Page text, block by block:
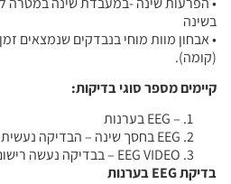
בשינה
• אבחון מוות מוחי בנבדקים שנמצאים
(קומה).
קיימים מספר סוגי בדיקות:
– EEG בערנות
EEG בחסך שינה – הבדיקה נעשית כשהילד ישן.
EEG VIDEO – בבדיקה נעשה רישום EEG וצילום וידאו בו זמנית.
בדיקת EEG בערנות